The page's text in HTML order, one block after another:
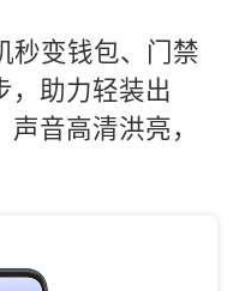
秒变钱包、门禁
，助力轻装出
音高清洪亮，